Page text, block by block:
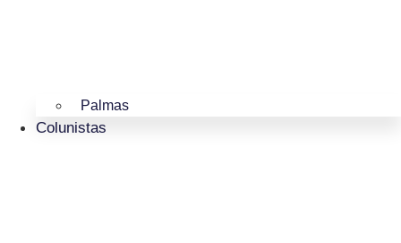
Palmas
Colunistas